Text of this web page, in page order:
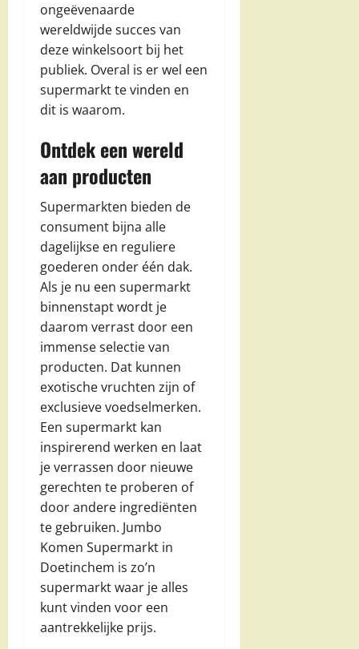
ongeëvenaarde
wereldwijde succes van
deze winkelsoort bij het
publiek. Overal is er wel een
supermarkt te vinden en
dit is waarom.
Ontdek een wereld
aan producten
Supermarkten bieden de
consument bijna alle
dagelijkse en reguliere
goederen onder één dak.
Als je nu een supermarkt
binnenstapt wordt je
daarom verrast door een
immense selectie van
producten. Dat kunnen
exotische vruchten zijn of
exclusieve voedselmerken.
Een supermarkt kan
inspirerend werken en laat
je verrassen door nieuwe
gerechten te proberen of
door andere ingrediënten
te gebruiken. Jumbo
Komen Supermarkt in
Doetinchem is zo’n
supermarkt waar je alles
kunt vinden voor een
aantrekkelijke prijs.